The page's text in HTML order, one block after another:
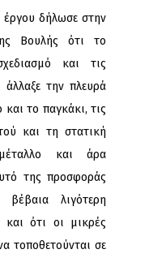
έργου δήλωσε στην
Βουλής ότι το
και τις
την πλευρά
το παγκάκι, τις
και τη στατική
και άρα
της προσφοράς
λιγότερη
ότι οι μικρές
τοποθετούνται σε